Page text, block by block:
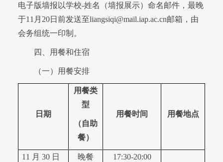
电子版墙报以学校-姓名（墙报展示）命名邮件，最晚
于11月20日前发送至liangsiqi@mail.iap.ac.cn邮箱，由
会务组统一印制。
四、用餐和住宿
（一）用餐安排
日期
用餐类
型
（自助
餐）
用餐时间 用餐地点
11 月 30 日 晚餐 17:30-20:00